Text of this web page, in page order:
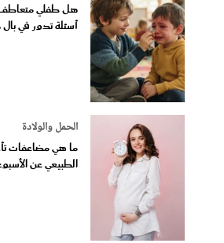
هل طفلي
أسئلة تدور في
الحمل والولادة
ما هي مضاعفات
الطبيعي عن